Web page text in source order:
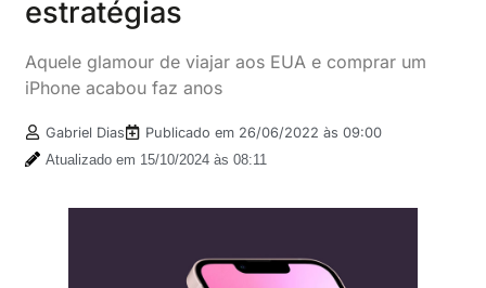
estratégias
Aquele glamour de viajar aos EUA e comprar um
iPhone acabou faz anos
Gabriel Dias Publicado em 26/06/2022 às 09:00
Atualizado em 15/10/2024 às 08:11